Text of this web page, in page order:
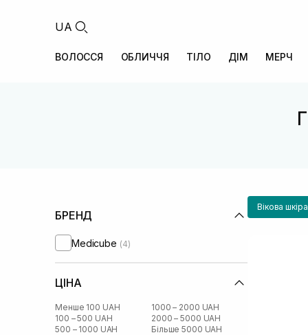
UA
ВОЛОССЯ ОБЛИЧЧЯ ТІЛО ДІМ МЕРЧ
БРЕНД
Medicube (4)
ЦІНА
Менше 100 UAH
100 – 500 UAH
500 – 1000 UAH
1000 – 2000 UAH
2000 – 5000 UAH
Більше 5000 UAH
Вікова